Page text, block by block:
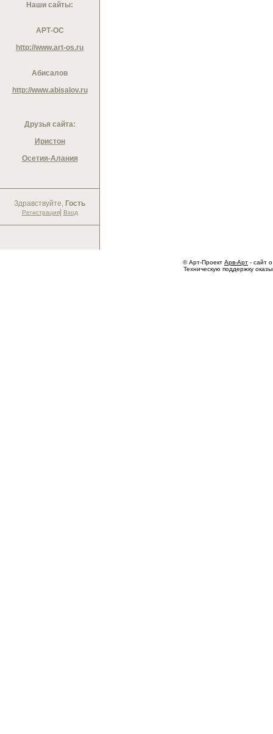
Наши сайты:
АРТ-ОС
http://www.art-os.ru
Абисалов
http://www.abisalov.ru
Друзья сайта:
Иристон
Осетия-Алания
Здравствуйте, Гость
Регистрация| Вход
© Арт-Проект Арв-Арт - сайт
Техническую поддержку